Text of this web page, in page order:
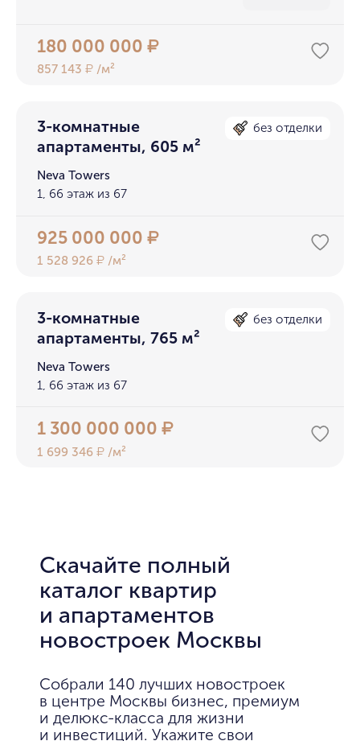
180 000 000₽
857 143₽ /м²
3-комнатные
апартаменты, 605 м²
без отделки
Neva Towers
1, 66 этаж из 67
925 000 000₽
1 528 926₽ /м²
3-комнатные
апартаменты, 765 м²
без отделки
Neva Towers
1, 66 этаж из 67
1 300 000 000₽
1 699 346₽ /м²
Скачайте полный
каталог квартир
и апартаментов
новостроек Москвы
Собрали 140 лучших новостроек
в центре Москвы бизнес, премиум
и делюкс-класса для жизни
и инвестиций. Укажите свои